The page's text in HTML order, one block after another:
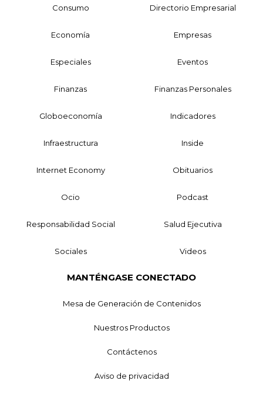
Consumo Directorio Empresarial
Economía Empresas
Especiales Eventos
Finanzas Finanzas Personales
Globoeconomía Indicadores
Infraestructura Inside
Internet Economy Obituarios
Ocio Podcast
Responsabilidad Social Salud Ejecutiva
Sociales Videos
MANTÉNGASE CONECTADO
Mesa de Generación de Contenidos
Nuestros Productos
Contáctenos
Aviso de privacidad